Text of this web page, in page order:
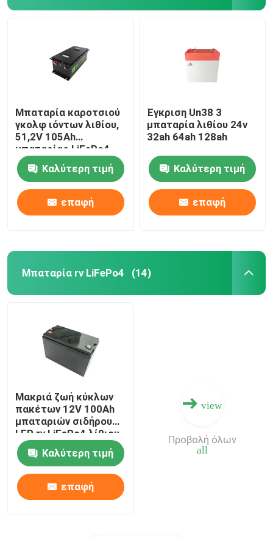
Μπαταρία καροτσιού
γκολφ ιόντων λιθίου,
51,2V 105Ah
μπαταρίας LiFePo4
Καλύτερη τιμή
επαφή
Έγκριση Un38 3
μπαταρία λιθίου 24v
32ah 64ah 128ah
Καλύτερη τιμή
επαφή
Μπαταρία rv LiFePo4 (14)
Μακριά ζωή κύκλων
πακέτων 12V 100Ah
μπαταριών σιδήρου
LFP rv LiFePo4 λίθιου
Καλύτερη τιμή
επαφή
view
all
Προβολή όλων